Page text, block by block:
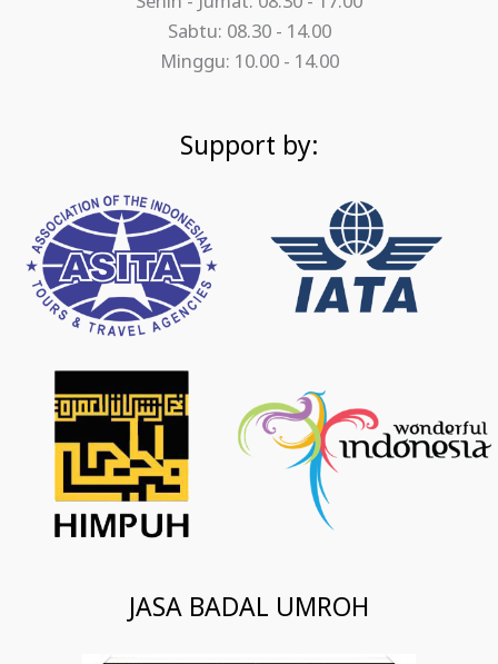
Sabtu: 08.30 - 14.00
Minggu: 10.00 - 14.00
Support by:
JASA BADAL UMROH